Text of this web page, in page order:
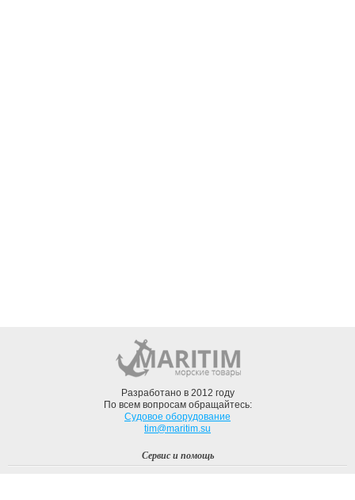
Разработано в 2012 году
По всем вопросам обращайтесь:
Судовое оборудование
tim@maritim.su
Сервис и помощь